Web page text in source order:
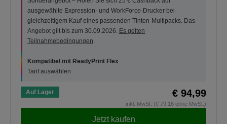
ausgewählte Expression- und WorkForce-Drucker bei
gleichzeitigem Kauf eines passenden Tinten-Multipacks. Das
Angebot gilt bis zum 30.09.2026. Es gelten
Teilnahmebedingungen.
Kompatibel mit ReadyPrint Flex
Tarif auswählen
Auf Lager € 94,99
inkl. MwSt. (€ 79,16 ohne MwSt.)
Jetzt kaufen